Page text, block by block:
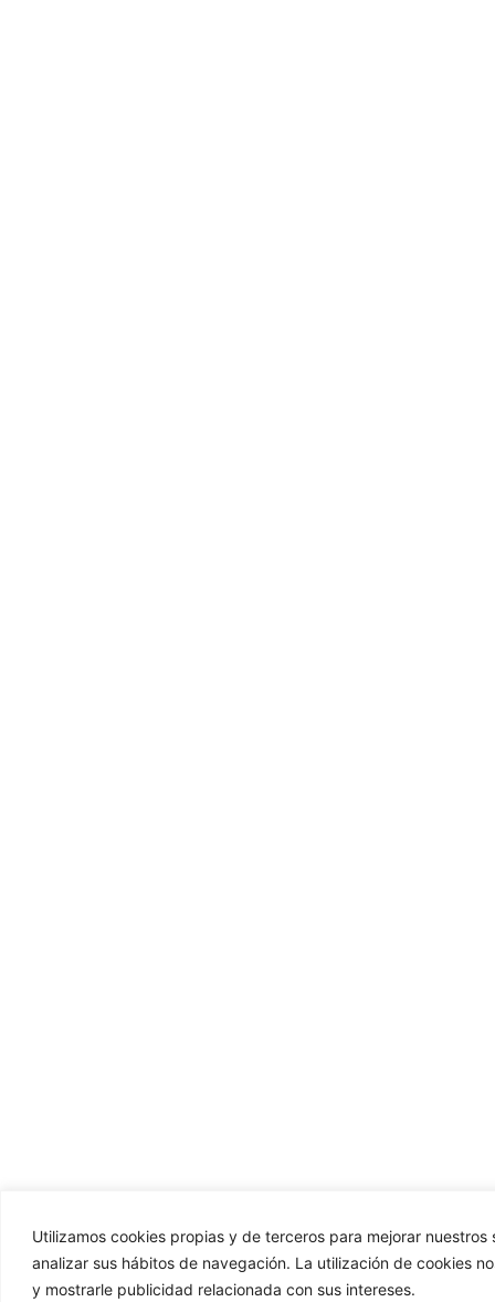
Utilizamos cookies propias y de terceros para mejorar
analizar sus hábitos de navegación. La utilización de cookies
y mostrarle publicidad relacionada con sus intereses.